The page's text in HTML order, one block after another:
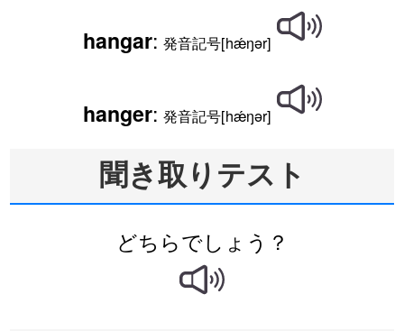
hangar: 発音記号[hǽŋər]
hanger: 発音記号[hǽŋər]
聞き取りテスト
どちらでしょう？